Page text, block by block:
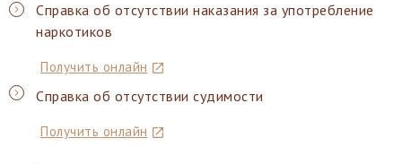
Справка об отсутствии наказания за употребление
наркотиков
Получить онлайн
Справка об отсутствии судимости
Получить онлайн